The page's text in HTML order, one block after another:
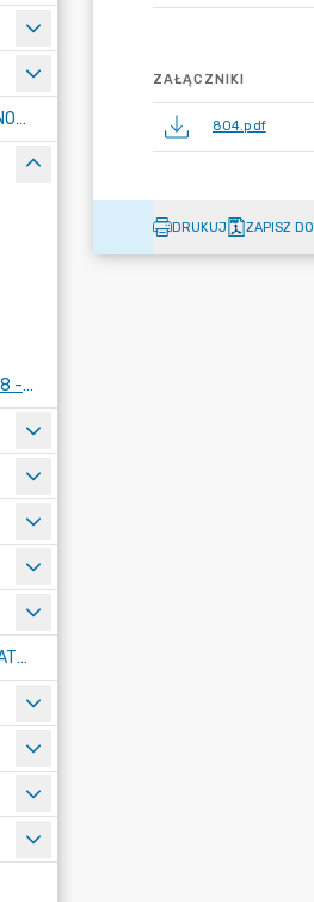
PRACA - KONKURSY NA WOLNE STANOWISKA
UMOWY ZAWARTE W LATACH 2018 - 2022
PODSTAWOWA KWOTA DOTACJI I STATYSTYCZNA LICZBA UCZNIÓW
ZAŁĄCZNIKI
804.pdf
DRUKUJ ZAPISZ